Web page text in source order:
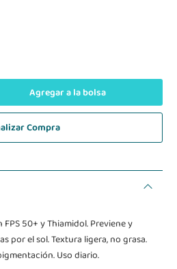
Agregar a la bolsa
Compra
50+ y Thiamidol. Previene y
por el sol. Textura ligera, no grasa.
Uso diario.